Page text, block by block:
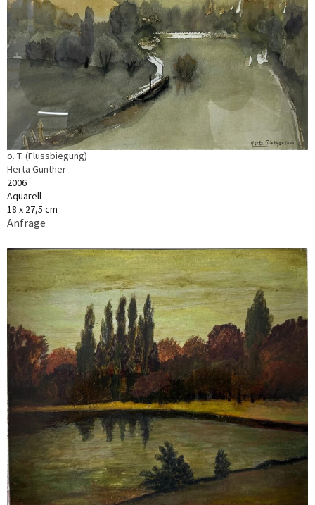
o. T. (Flussbiegung)
Herta Günther
2006
Aquarell
18 x 27,5 cm
Anfrage